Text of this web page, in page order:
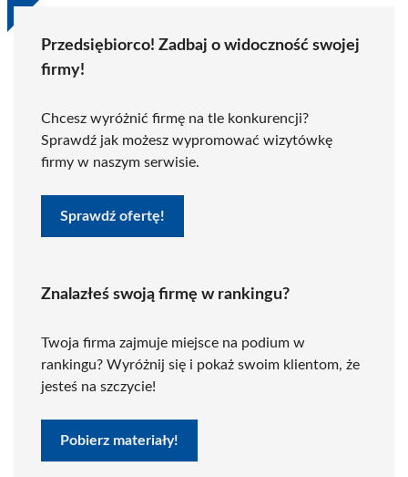
Przedsiębiorco! Zadbaj o widoczność swojej
firmy!
Chcesz wyróżnić firmę na tle konkurencji?
Sprawdź jak możesz wypromować wizytówkę
firmy w naszym serwisie.
Sprawdź ofertę!
Znalazłeś swoją firmę w rankingu?
Twoja firma zajmuje miejsce na podium w
rankingu? Wyróżnij się i pokaż swoim klientom, że
jesteś na szczycie!
Pobierz materiały!